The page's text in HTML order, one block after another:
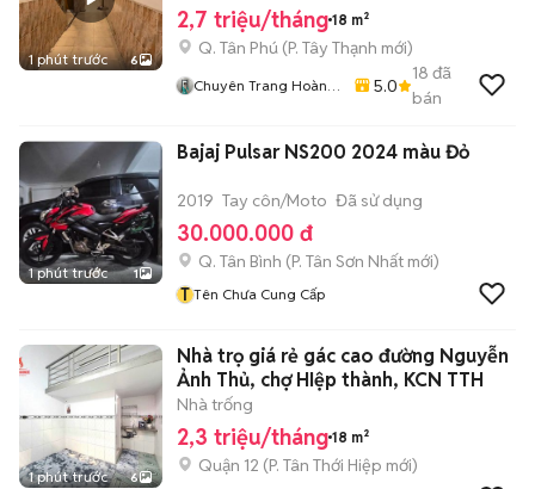
1 phút trước 6
2,7 triệu/tháng 18 m²
Q. Tân Phú (P. Tây Thạnh mới)
Chuyên Trang Hoàng
5.0
18 đã
bán
1 phút trước 1
Bajaj Pulsar NS200 2024 màu Đỏ
2019 Tay côn/Moto Đã sử dụng
30.000.000 đ
Q. Tân Bình (P. Tân Sơn Nhất mới)
T Tên Chưa Cung Cấp
1 phút trước 6
Nhà trọ giá rẻ gác cao đường Nguyễn
Ảnh Thủ, chợ HIệp thành, KCN TTH
Nhà trống
2,3 triệu/tháng 18 m²
Quận 12 (P. Tân Thới Hiệp mới)